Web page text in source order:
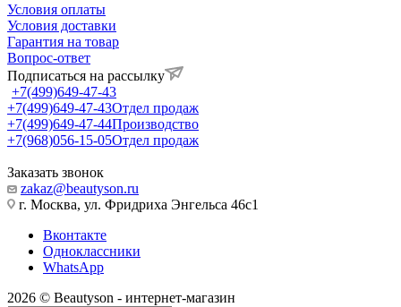
Условия оплаты
Условия доставки
Гарантия на товар
Вопрос-ответ
Подписаться на рассылку
+7(499)649-47-43
+7(499)649-47-43Отдел продаж
+7(499)649-47-44Производство
+7(968)056-15-05Отдел продаж
Заказать звонок
zakaz@beautyson.ru
г. Москва, ул. Фридриха Энгельса 46с1
Вконтакте
Одноклассники
WhatsApp
2026 © Beautyson - интернет-магазин